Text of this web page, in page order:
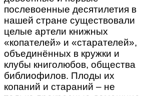
послевоенные десятилетия в
нашей стране существовали
целые артели книжных
«копателей» и «старателей»,
объединённых в кружки и
клубы книголюбов, общества
библиофилов. Плоды их
копаний и стараний – не